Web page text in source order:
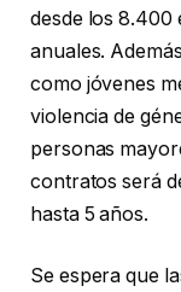
desde los 8.400
anuales.
como jóvenes
violencia de
personas
contratos será
hasta 5 años.
Se espera que